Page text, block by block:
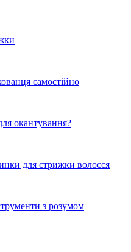
самостійно
окантування?
для стрижки волосся
з розумом